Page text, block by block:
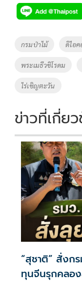
e
b
o
o
k
tt
er
p
y
Tags
กรมป่าไม้ ดิไอ
พระเมธีวชิโรดม
ไร่เชิญตะวัน
ข่าวที่เกี่ย
“สุชาติ” สั่งก
ทุนจีนรุกคลอ